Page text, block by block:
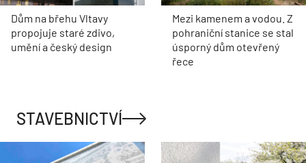
Dům na břehu Vltavy
propojuje staré zdivo,
umění a český design
Mezi kamenem a vodou. Z
pohraniční stanice se stal
úsporný dům otevřený
řece
STAVEBNICTVÍ